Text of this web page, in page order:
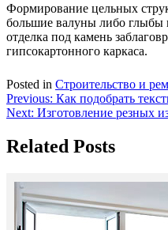
Формирование цельных
большие валуны либо глыбы
отделка под камень
гипсокартонного каркаса.
Posted in Строительство и
Навигация
по
записям
Previous: Как подобрать
Next: Изготовление резных
Related Posts